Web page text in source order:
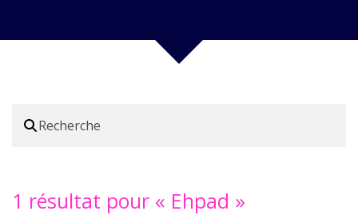
1 résultat pour « Ehpad »